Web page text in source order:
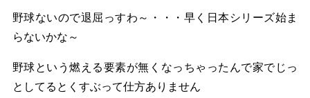
野球ないので退屈っすわ～・・・早く日本シリーズ始ま
らないかな～
野球という燃える要素が無くなっちゃったんで家でじっ
としてるとくすぶって仕方ありません